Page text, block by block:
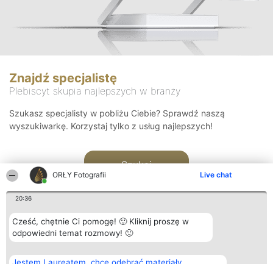
ORŁY Fotografii Live chat
20:36
Cześć, chętnie Ci pomogę! 🙂 Kliknij proszę w
odpowiedni temat rozmowy! 🙂
Znajdź specjalistę
Plebiscyt skupia najlepszych w branży
Szukasz specjalisty w pobliżu Ciebie? Sprawdź naszą
wyszukiwarkę. Korzystaj tylko z usług najlepszych!
Szukaj
Organizator plebiscytu Plebiscyt Kontakt